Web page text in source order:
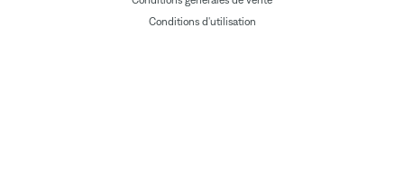
Conditions d'utilisation